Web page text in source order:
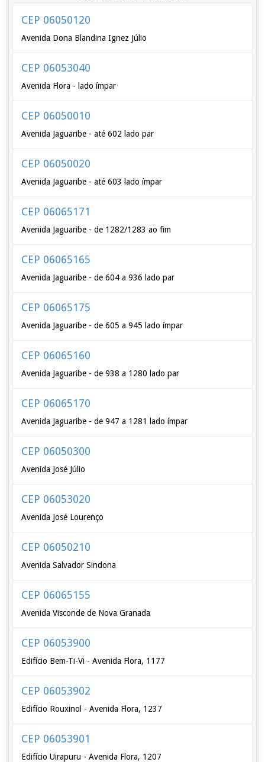
CEP 06050120
Avenida Dona Blandina Ignez Júlio
CEP 06053040
Avenida Flora - lado ímpar
CEP 06050010
Avenida Jaguaribe - até 602 lado par
CEP 06050020
Avenida Jaguaribe - até 603 lado ímpar
CEP 06065171
Avenida Jaguaribe - de 1282/1283 ao fim
CEP 06065165
Avenida Jaguaribe - de 604 a 936 lado par
CEP 06065175
Avenida Jaguaribe - de 605 a 945 lado ímpar
CEP 06065160
Avenida Jaguaribe - de 938 a 1280 lado par
CEP 06065170
Avenida Jaguaribe - de 947 a 1281 lado ímpar
CEP 06050300
Avenida José Júlio
CEP 06053020
Avenida José Lourenço
CEP 06050210
Avenida Salvador Sindona
CEP 06065155
Avenida Visconde de Nova Granada
CEP 06053900
Edifício Bem-Ti-Vi - Avenida Flora, 1177
CEP 06053902
Edifício Rouxinol - Avenida Flora, 1237
CEP 06053901
Edifício Uirapuru - Avenida Flora, 1207